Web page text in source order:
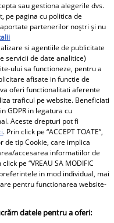
Facebook. „Soțul
de o vreme din ce în ce
mediul online, solista
în care este
stârnind aprecieri,
sau gestiona alegerile dvs.
pe pagina cu politica de
partenerilor noștri și nu
si agentiile de publicitate
servicii de date analitice)
ului sa functioneze, pentru a
afisate in functie de
oferi functionalitati aferente
traficul pe website. Beneficiati
GDPR in legatura cu
Aceste drepturi pot fi
. Prin click pe “ACCEPT TOATE”,
de tip Cookie, care implica
accesarea informatiilor de
pe “VREAU SA MODIFIC
in mod individual, mai
pentru functionarea website-
datele pentru a oferi: